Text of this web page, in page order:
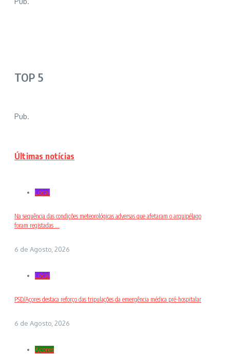
TOP 5
Pub.
Últimas notícias
Local
Na sequência das condições meteorológicas adversas que afetaram o arquipélago
foram registadas ...
6 de Agosto, 2026
Local
PSD/Açores destaca reforço das tripulações da emergência médica pré-hospitalar
6 de Agosto, 2026
Açores